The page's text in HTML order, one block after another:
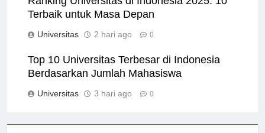
Terbaik untuk Masa Depan
Universitas 2 hari ago 0
Top 10 Universitas Terbesar di Indonesia
Berdasarkan Jumlah Mahasiswa
Universitas 3 hari ago 0